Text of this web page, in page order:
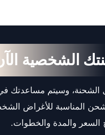
الشخصية
الشحنة، وسيتم مساعدتك
المناسبة للأغراض
السعر والمدة والخطوات.